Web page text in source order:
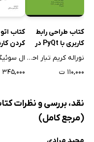
کتاب طراحی رابط
کاربری با PyQt در
پایتون
نوراله کریم تبار احمدچالی
۱۱۰,۰۰۰ ت
کتاب
کردن
کننده با Python
ال
۳۴۵,۰۰۰ ت
نقد، بررسی و نظرات
(مرجع کامل)